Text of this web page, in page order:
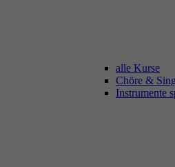
alle Kurse
Chöre &
Instrumente